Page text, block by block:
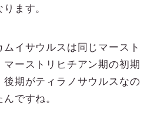
ます。
イサウルスは同じマースト
マーストリヒチアン期の初期
期がティラノサウルスなの
ですね。